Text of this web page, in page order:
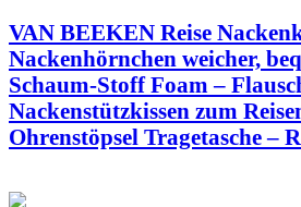
VAN BEEKEN Reise
Nackenhörnchen weicher,
Schaum-Stoff Foam –
Nackenstützkissen zum
Ohrenstöpsel Tragetasche –